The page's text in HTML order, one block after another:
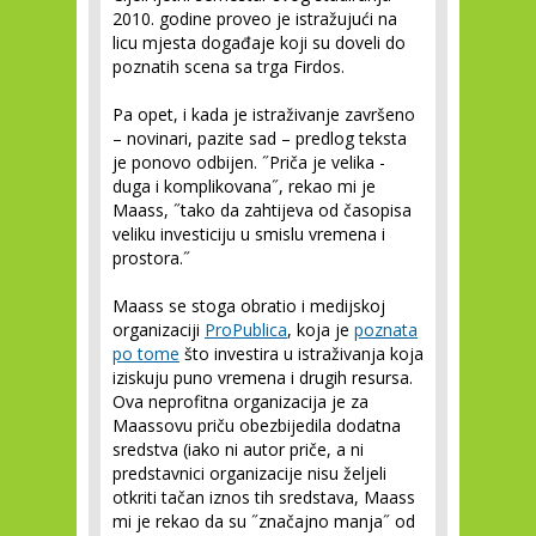
2010. godine proveo je istražujući na
licu mjesta događaje koji su doveli do
poznatih scena sa trga Firdos.
Pa opet, i kada je istraživanje završeno
– novinari, pazite sad – predlog teksta
je ponovo odbijen. ˝Priča je velika -
duga i komplikovana˝, rekao mi je
Maass, ˝tako da zahtijeva od časopisa
veliku investiciju u smislu vremena i
prostora.˝
Maass se stoga obratio i medijskoj
organizaciji ProPublica, koja je poznata
po tome što investira u istraživanja koja
iziskuju puno vremena i drugih resursa.
Ova neprofitna organizacija je za
Maassovu priču obezbijedila dodatna
sredstva (iako ni autor priče, a ni
predstavnici organizacije nisu željeli
otkriti tačan iznos tih sredstava, Maass
mi je rekao da su ˝značajno manja˝ od